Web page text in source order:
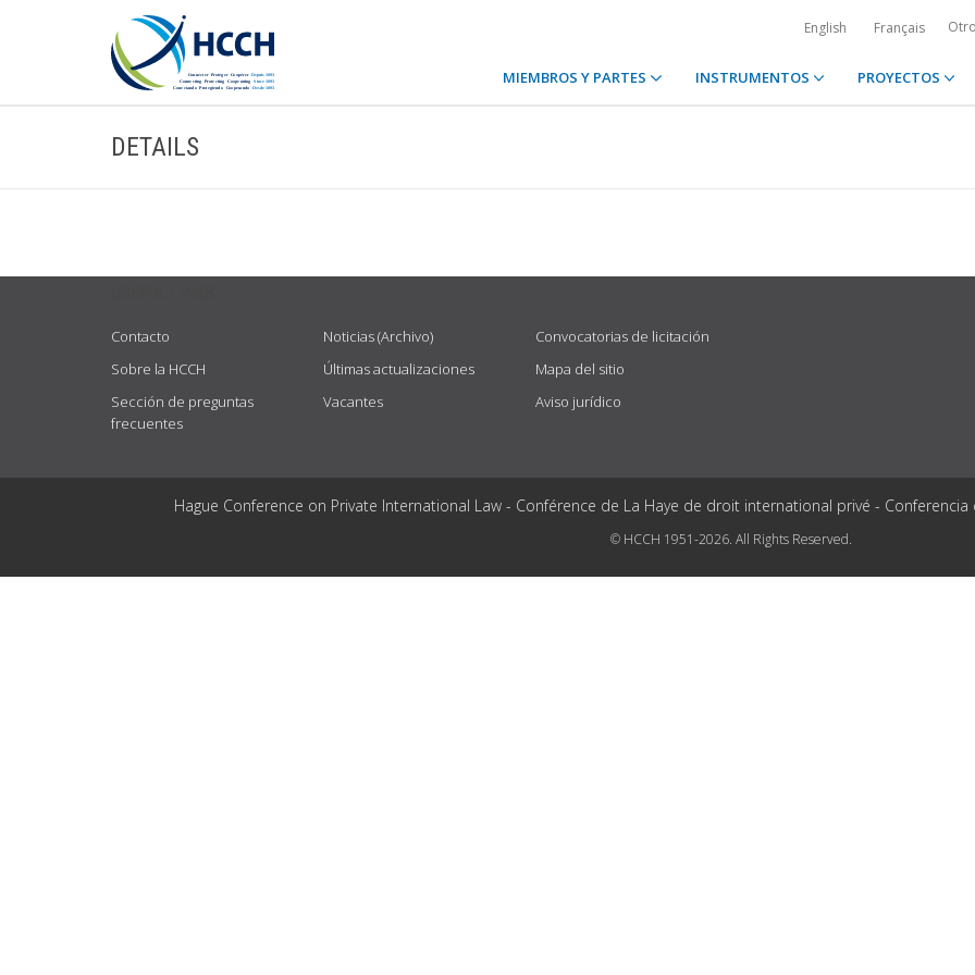
English Français
MIEMBROS Y PARTES INSTRUMENTOS PROYECTOS
DETAILS
Contacto
Sobre la HCCH
Sección de preguntas
frecuentes
Noticias (Archivo)
Últimas actualizaciones
Vacantes
Convocatorias de licitación
Mapa del sitio
Aviso jurídico
Hague Conference on Private International Law - Conférence de La Haye de droit international privé -
© HCCH 1951-2026. All Rights Reserved.